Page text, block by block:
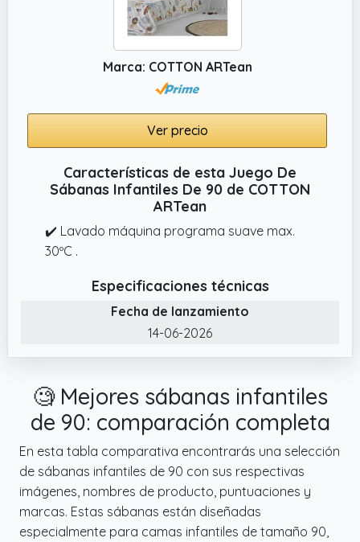
Marca: COTTON ARTean
Ver precio
Características de esta Juego De
Sábanas Infantiles De 90 de COTTON
ARTean
✔️ Lavado máquina programa suave max.
30ºC .
Especificaciones técnicas
Fecha de lanzamiento
14-06-2026
🧐 Mejores sábanas infantiles
de 90: comparación completa
En esta tabla comparativa encontrarás una selección
de sábanas infantiles de 90 con sus respectivas
imágenes, nombres de producto, puntuaciones y
marcas. Estas sábanas están diseñadas
especialmente para camas infantiles de tamaño 90,